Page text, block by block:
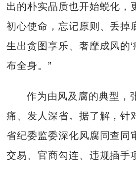
出的朴实品质也开始蜕化，
初心使命，忘记原则、丢掉
生出贪图享乐、奢靡成风的‘
布全身。”
作为由风及腐的典型，
痛、发人深省。据了解，针
省纪委监委深化风腐同查同
交易、官商勾连、违规插手